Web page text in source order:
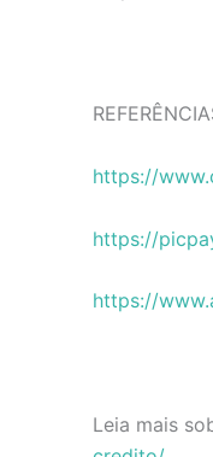
https://
https://
https://
Leia mais